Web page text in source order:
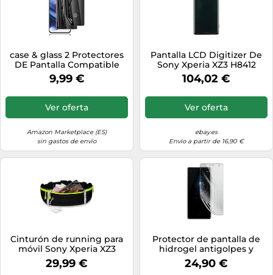
case & glass 2 Protectores
DE Pantalla Compatible
para Sony Xperia XZ3
Premium PRIVACIDAD Anti
ESPIAS HIDROGEL
9,99 €
Ver oferta
Amazon Marketplace (ES)
sin gastos de envío
Pantalla LCD Digitizer De
Sony Xperia XZ3 H8412
Marco De Vidrio Rojo
Púrpura
104,02 €
Ver oferta
ebay.es
Envío a partir de 16,90 €
Cinturón de running para
móvil Sony Xperia XZ3
Sport Funda Jogging
Fitness...
29,99 €
Protector de pantalla de
hidrogel antigolpes y
antiarañazos para Sony
Xperia XZ3
24,90 €